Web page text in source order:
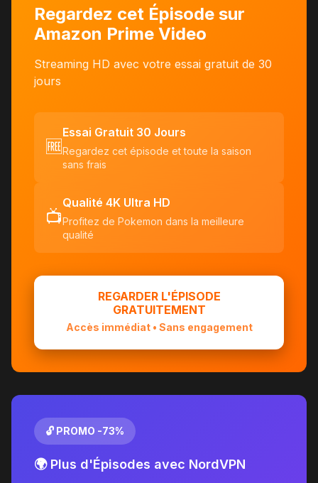
Regardez cet Épisode sur
Amazon Prime Video
Streaming HD avec votre essai gratuit de 30
jours
🆓
Essai Gratuit 30 Jours
Regardez cet épisode et toute la saison
sans frais
📺
Qualité 4K Ultra HD
Profitez de Pokemon dans la meilleure
qualité
REGARDER L'ÉPISODE
GRATUITEMENT
Accès immédiat • Sans engagement
🔓 PROMO -73%
🌍 Plus d'Épisodes avec NordVPN